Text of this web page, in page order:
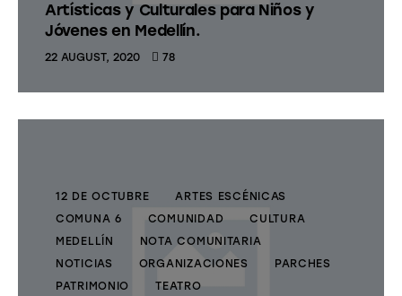
Artísticas y Culturales para Niños y
Jóvenes en Medellín.
22 AUGUST, 2020 78
12 DE OCTUBRE
ARTES ESCÉNICAS
COMUNA 6
COMUNIDAD
CULTURA
MEDELLÍN
NOTA COMUNITARIA
NOTICIAS
ORGANIZACIONES
PARCHES
PATRIMONIO
TEATRO